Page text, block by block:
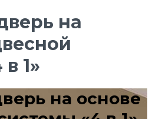
на
1»
на основе